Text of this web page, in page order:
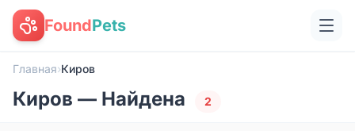
FoundPets
Главная›Киров
Киров — Найдена 2